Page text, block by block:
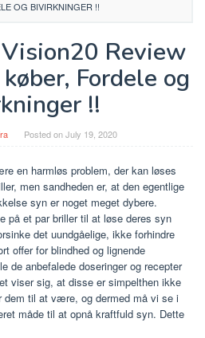
OG BIVIRKNINGER !!
Review
Fordele og
!!
Posted onJuly 19, 2020
en harmløs problem, der kan løses
men sandheden er, at den egentlige
syn er noget meget dybere.
på et par briller til at løse deres syn
det uundgåelige, ikke forhindre
offer for blindhed og lignende
de anbefalede doseringer og recepter
viser sig, at disse er simpelthen ikke
dem til at være, og dermed må vi se i
måde til at opnå kraftfuld syn. Dette